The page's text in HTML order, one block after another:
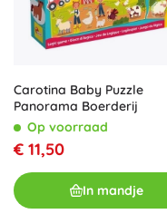
Carotina Baby Puzzle
Panorama Boerderij
Op voorraad
€ 11,50
In mandje